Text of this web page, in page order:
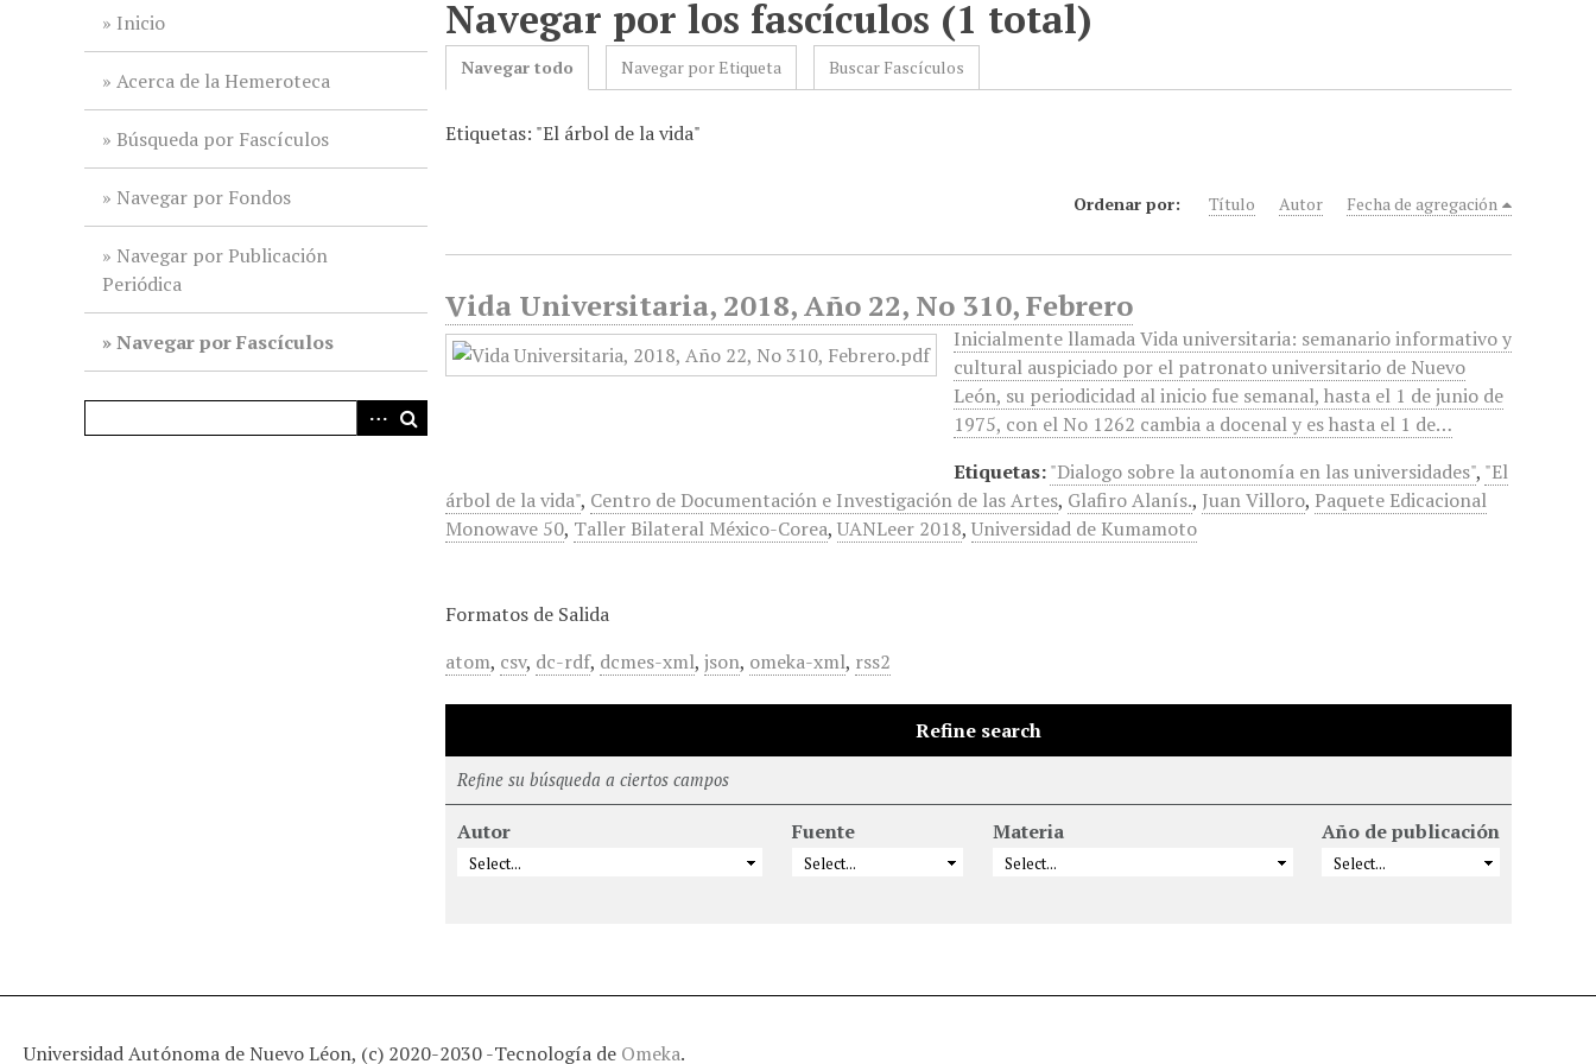
Inicio
Acerca de la Hemeroteca
Búsqueda por Fascículos
Navegar por Fondos
Navegar por Publicación
Periódica
Navegar por Fascículos
Navegar por los fascículos (1 total)
Navegar todo Navegar por Etiqueta Buscar Fascículos
Etiquetas: "El árbol de la vida"
Ordenar por: Título Autor Fecha de agregación
Vida Universitaria, 2018, Año 22, No 310, Febrero
Inicialmente llamada Vida universitaria: semanario informativo y
cultural auspiciado por el patronato universitario de Nuevo
León, su periodicidad al inicio fue semanal, hasta el 1 de junio de
1975, con el No 1262 cambia a docenal y es hasta el 1 de…
Etiquetas:"Dialogo sobre la autonomía en las universidades", "El
árbol de la vida", Centro de Documentación e Investigación de las Artes, Glafiro Alanís., Juan Villoro, Paquete Edicacional
Monowave 50, Taller Bilateral México-Corea,UANLeer 2018,Universidad de Kumamoto
Formatos de Salida
atom, csv, dc-rdf, dcmes-xml,json, omeka-xml, rss2
Refine search
Refine su búsqueda a ciertos campos
Autor Fuente Materia Año de publicación
Universidad Autónoma de Nuevo Léon, (c) 2020-2030 -Tecnología de Omeka.